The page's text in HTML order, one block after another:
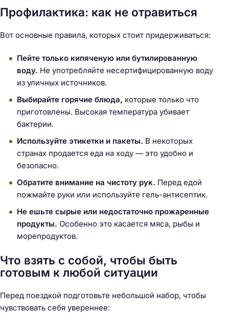
Профилактика: как не отравиться
Вот основные правила, которых стоит придерживаться:
Пейте только кипяченую или бутилированную
воду. Не употребляйте несертифицированную воду
из уличных источников.
Выбирайте горячие блюда, которые только что
приготовлены. Высокая температура убивает
бактерии.
Используйте этикетки и пакеты. В некоторых
странах продается еда на ходу — это удобно и
безопасно.
Обратите внимание на чистоту рук. Перед едой
пожмайте руки или используйте гель-антисептик.
Не ешьте сырые или недостаточно прожаренные
продукты. Особенно это касается мяса, рыбы и
морепродуктов.
Что взять с собой, чтобы быть
готовым к любой ситуации
Перед поездкой подготовьте небольшой набор, чтобы
чувствовать себя увереннее: